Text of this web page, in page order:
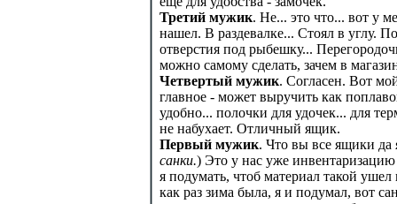
Третий мужик. Не... это что... вот у
нашел. В раздевалке... Стоял в углу.
отверстия под рыбешку...
можно самому сделать, зачем в
Четвертый мужик. Согласен. Вот
главное - может выручить как
удобно... полочки для удочек... для
не набухает. Отличный ящик.
Первый мужик. Что вы все ящики да
санки.) Это у нас уже
я подумать, чтоб материал такой ушел
как раз зима была, я и подумал, вот